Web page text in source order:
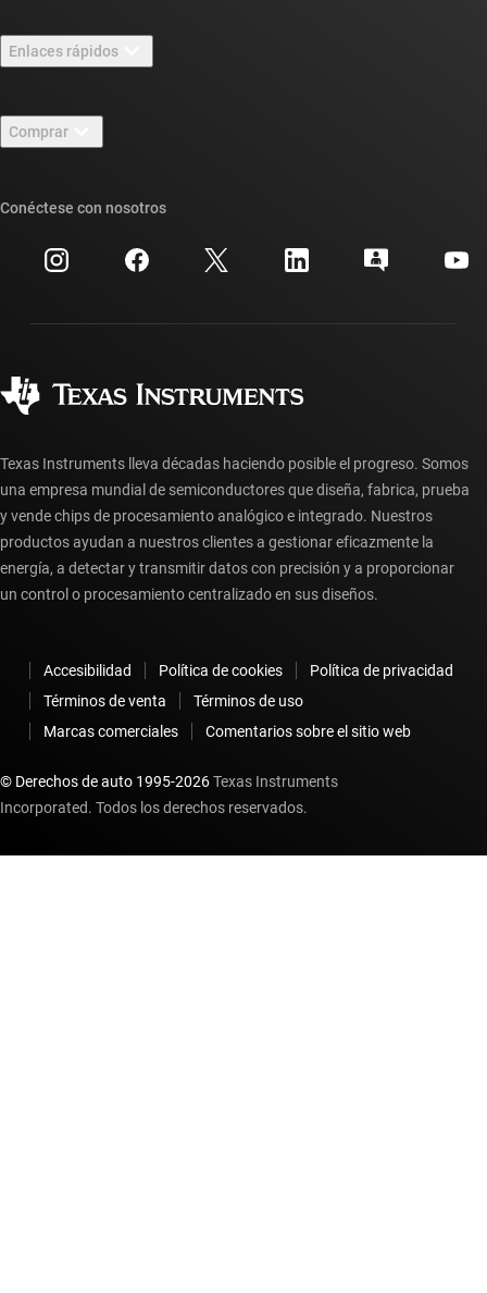
Carreras laborales
Sala de redacción
Eventos
Relaciones con los inversionistas
Enlaces rápidos
Foros de soporte de diseño de TI E2E™
Búsqueda de referencias cruzadas
Centro de atención al cliente
Preguntas frecuentes sobre la cuenta myTI
Comprar
Preguntas frecuentes sobre pedidos
Conéctese con nosotros
Texas Instruments lleva décadas haciendo posible el progreso. Somos
una empresa mundial de semiconductores que diseña, fabrica, prueba
y vende chips de procesamiento analógico e integrado. Nuestros
productos ayudan a nuestros clientes a gestionar eficazmente la
energía, a detectar y transmitir datos con precisión y a proporcionar
un control o procesamiento centralizado en sus diseños.
Accesibilidad Política de cookies
Política de privacidad
Términos de venta
Términos de uso
Marcas comerciales
Comentarios sobre el sitio web
© Derechos de auto 1995-2026Texas Instruments
Incorporated. Todos los derechos reservados.